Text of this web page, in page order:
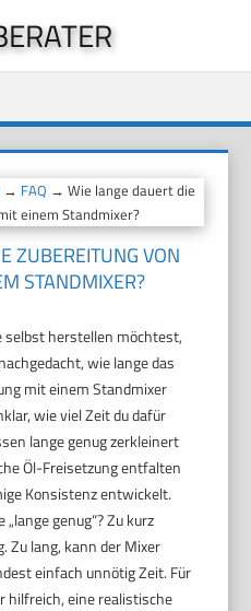
→ FAQ → Wie lange dauert die
einem Standmixer?
ZUBEREITUNG VON
STANDMIXER?
selbst herstellen möchtest,
wie lange das
mit einem Standmixer
wie viel Zeit du dafür
lange genug zerkleinert
Öl-Freisetzung entfalten
Konsistenz entwickelt.
genug“? Zu kurz
Zu lang, kann der Mixer
einfach unnötig Zeit. Für
hilfreich, eine realistische